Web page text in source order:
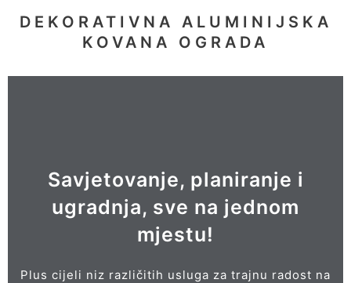
DEKORATIVNA ALUMINIJSKA
KOVANA OGRADA
Savjetovanje, planiranje i
ugradnja, sve na jednom
mjestu!
Plus cijeli niz različitih usluga za trajnu radost na
INTERFONI, ELEKTROMOTORI,
BOKSOVI ZA KANTE OD SMEĆA
i dr.
Veliki izbor dodatne opreme i pribora!